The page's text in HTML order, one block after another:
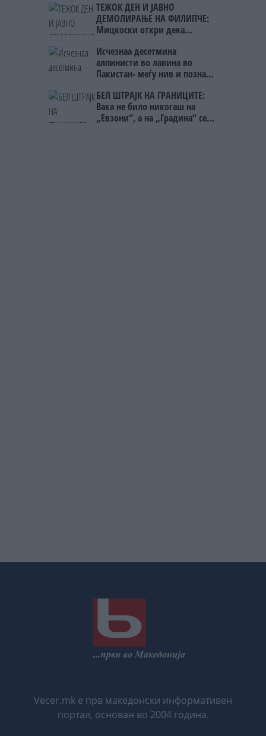
ТЕЖОК ДЕН И ЈАВНО
ДЕМОЛИРАЊЕ НА ФИЛИПЧЕ:
Мицкоски откри дека
ништо, освен за кеш
Исчезнаа десетмина
алпинисти во лавина во
Пакистан- меѓу нив и познат
БЕЛ ШТРАЈК НА ГРАНИЦИТЕ:
Вака не било никогаш на
„Евзони“, а на „Градина“ се
Vecer.mk е прв македонски информативен
портал, основан во 2004 година.